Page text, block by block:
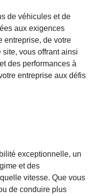
de véhicules et de
aux exigences
entreprise, de votre
vous offrant ainsi
des performances à
entreprise aux défis
exceptionnelle, un
et des
vitesse. Que vous
de conduire plus